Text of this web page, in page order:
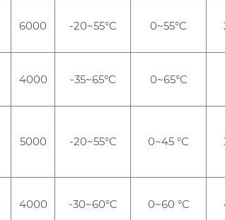
6000 -20~55°C 0~55°C
4000 -35~65°C 0~65°C
5000 -20~55°C 0~45 °C
4000 -30~60°C 0~60 °C